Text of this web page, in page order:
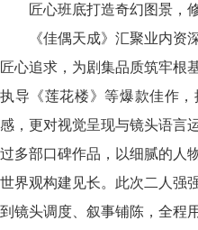
匠心班底打造奇幻图景，
《佳偶天成》汇聚业内资
匠心追求，为剧集品质筑牢根
执导《莲花楼》等爆款佳作
感，更对视觉呈现与镜头语言
过多部口碑作品，以细腻的人
世界观构建见长。此次二人强
到镜头调度、叙事铺陈，全程